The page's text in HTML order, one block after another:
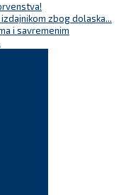
zbog dolaska...
i savremenim